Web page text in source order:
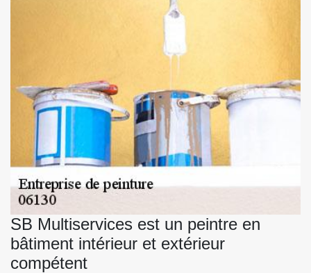
SB Multiservices est un peintre en
bâtiment intérieur et extérieur
compétent